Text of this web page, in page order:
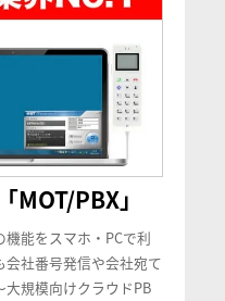
MOT/PBX」
能をスマホ・PCで利
社番号発信や会社宛て
規模向けクラウドPB